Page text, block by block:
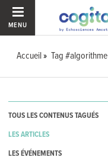
MENU
Accueil Tag #algorithme
TOUS LES CONTENUS TAGUÉS
LES ARTICLES
LES ÉVÉNEMENTS